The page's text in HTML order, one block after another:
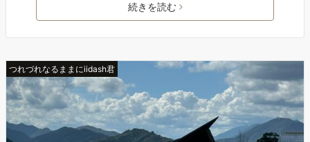
続きを読む
つれづれなるままにiidash君